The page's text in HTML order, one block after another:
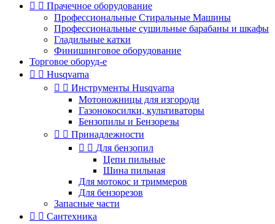
  Прачечное оборудование
Профессиональные Стиральные Машины
Профессиональные сушильные барабаны и шкафы
Гладильные катки
Финишинговое оборудование
Торговое оборуд-е
  Husqvarna
  Инструменты Husqvarna
Мотоножницы для изгороди
Газонокосилки, культиваторы
Бензопилы и Бензорезы
  Принадлежности
  Для бензопил
Цепи пильные
Шина пильная
Для мотокос и триммеров
Для бензорезов
Запасные части
  Сантехника